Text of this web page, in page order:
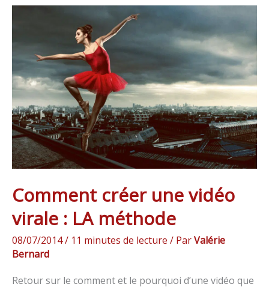
Comment créer une vidéo
virale : LA méthode
08/07/2014/ 11 minutes de lecture / ParValérie
Bernard
Retour sur le comment et le pourquoi d’une vidéo que
une
vidéo
virale
:
LA
méthode